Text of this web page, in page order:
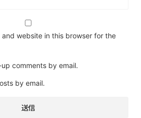
and website in this browser for the
comments by email.
by email.